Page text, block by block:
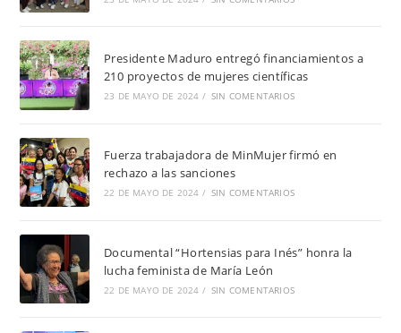
Presidente Maduro entregó financiamientos a
210 proyectos de mujeres científicas
23 DE MAYO DE 2024 / SIN COMENTARIOS
Fuerza trabajadora de MinMujer firmó en
rechazo a las sanciones
22 DE MAYO DE 2024 / SIN COMENTARIOS
Documental “Hortensias para Inés” honra la
lucha feminista de María León
22 DE MAYO DE 2024 / SIN COMENTARIOS